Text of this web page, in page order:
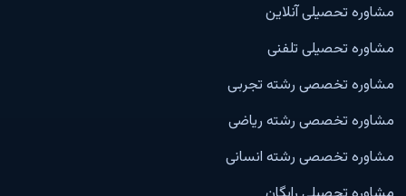
مشاوره تحصیلی آنلاین
مشاوره تحصیلی تلفنی
مشاوره تخصصی رشته تجربی
مشاوره تخصصی رشته ریاضی
مشاوره تخصصی رشته انسانی